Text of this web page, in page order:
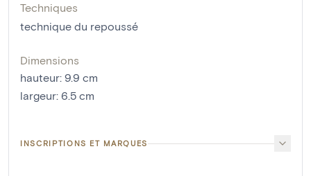
Techniques
technique du repoussé
Dimensions
hauteur: 9.9 cm
largeur: 6.5 cm
INSCRIPTIONS ET MARQUES